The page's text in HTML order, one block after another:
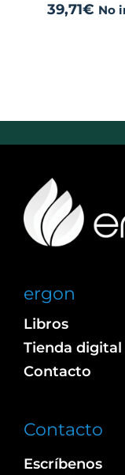
39,71€ No
ergon
Libros
Tienda digital
Contacto
Contacto
Escríbenos